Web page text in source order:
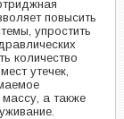
повысить
упростить
количество
утечек,
а также